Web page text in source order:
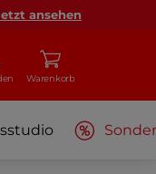
ansehen
Warenkorb